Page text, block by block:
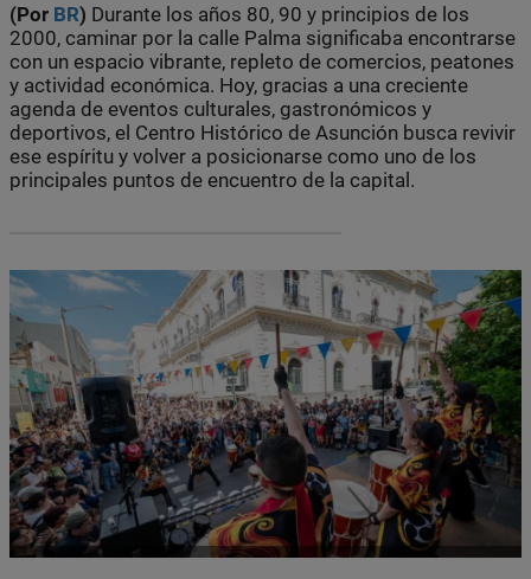
(Por BR) Durante los años 80, 90 y principios de los
2000, caminar por la calle Palma significaba encontrarse
con un espacio vibrante, repleto de comercios, peatones
y actividad económica. Hoy, gracias a una creciente
agenda de eventos culturales, gastronómicos y
deportivos, el Centro Histórico de Asunción busca revivir
ese espíritu y volver a posicionarse como uno de los
principales puntos de encuentro de la capital.